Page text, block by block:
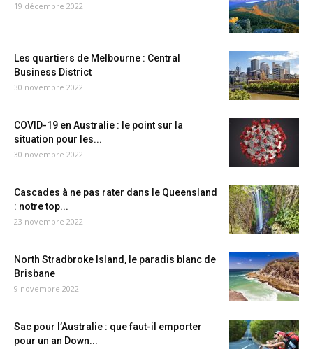
19 décembre 2022
Les quartiers de Melbourne : Central
Business District
30 novembre 2022
COVID-19 en Australie : le point sur la
situation pour les...
30 novembre 2022
Cascades à ne pas rater dans le Queensland
: notre top...
23 novembre 2022
North Stradbroke Island, le paradis blanc de
Brisbane
9 novembre 2022
Sac pour l’Australie : que faut-il emporter
pour un an Down...